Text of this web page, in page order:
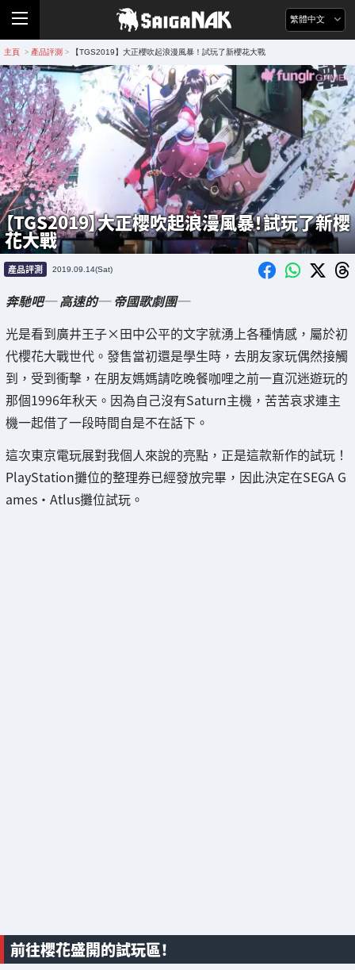
繁體中文
主頁 > 產品評測 > 【TGS2019】大正櫻吹起浪漫風暴！試玩了新櫻花大戰
【TGS2019】大正櫻吹起浪漫風暴！試玩了新櫻
花大戰
產品評測 2019.09.14(Sat)
奔馳吧─ 高速的─ 帝國歌劇團─
光是看到廣井王子×田中公平的文字就湧上各種情感，屬於初
代櫻花大戰世代。發售當初還是學生時，去朋友家玩偶然接觸
到，受到衝擊，在朋友媽媽請吃晚餐咖哩之前一直沉迷遊玩的
那個1996年秋天。因為自己沒有Saturn主機，苦苦哀求連主
機一起借了一段時間自是不在話下。
這次東京電玩展對我個人來說的亮點，正是這款新作的試玩！
PlayStation攤位的整理券已經發放完畢，因此決定在SEGA G
ames・Atlus攤位試玩。
前往櫻花盛開的試玩區！